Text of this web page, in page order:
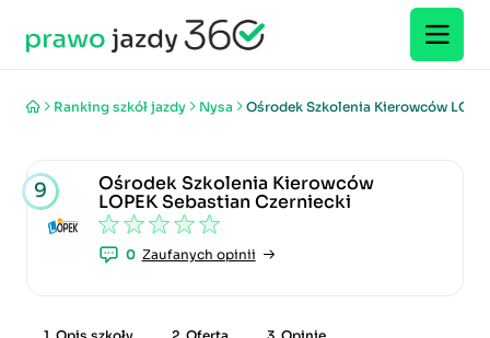
Ranking szkół jazdy Nysa Ośrodek Szkolenia Kierowców
9
Ośrodek Szkolenia Kierowców
LOPEK Sebastian Czerniecki
0 Zaufanych opinii